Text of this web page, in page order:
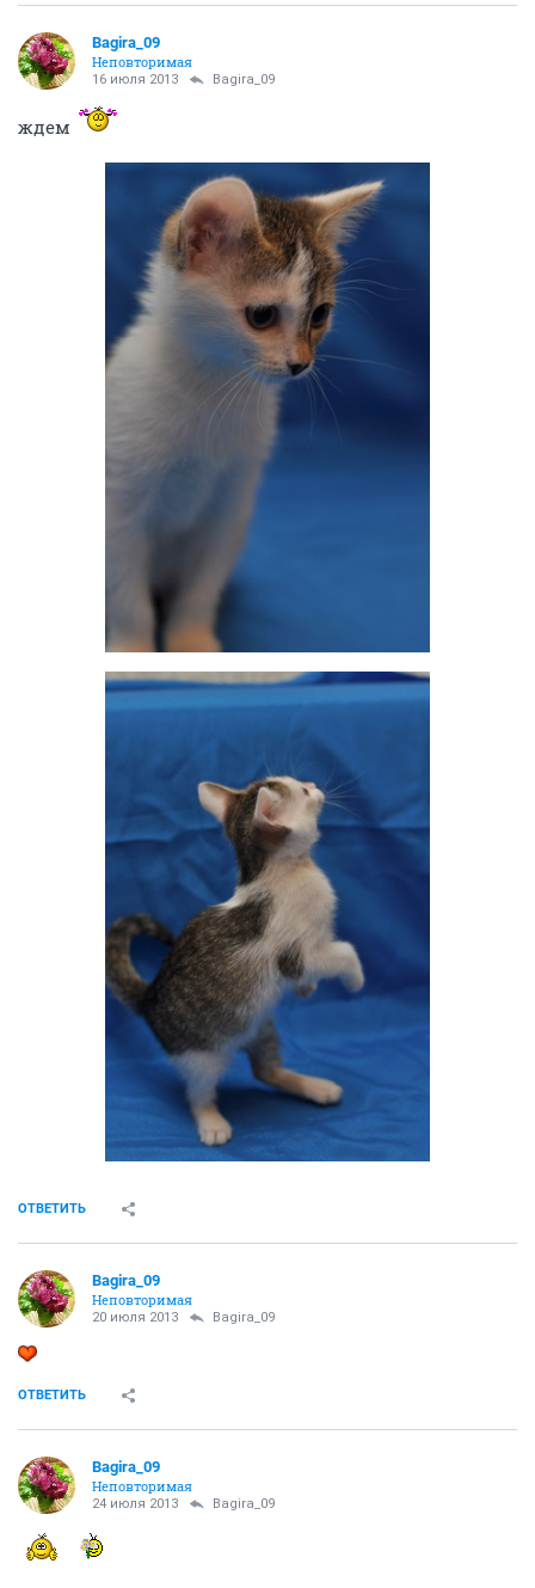
Bagira_09
Неповторимая
16 июля 2013 Bagira_09
ждем
ОТВЕТИТЬ
Bagira_09
Неповторимая
20 июля 2013 Bagira_09
ОТВЕТИТЬ
Bagira_09
Неповторимая
24 июля 2013 Bagira_09